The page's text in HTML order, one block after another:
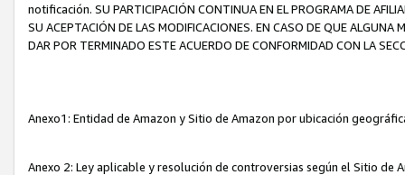
notificación. SU PARTICIPACIÓN CONTINUA EN EL PROGRAMA DE
SU ACEPTACIÓN DE LAS MODIFICACIONES. EN CASO DE QUE ALGUNA
DAR POR TERMINADO ESTE ACUERDO DE CONFORMIDAD CON LA
Anexo1: Entidad de Amazon y Sitio de Amazon por ubicación
Anexo 2: Ley aplicable y resolución de controversias según el Sitio de